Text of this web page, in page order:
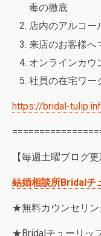
毒の徹底
店内のアルコー
来店のお客様へ
オンラインカウ
社員の在宅ワー
https://bridal-
【毎週土曜ブログ更
結婚相談所Bridalチ
★無料カウンセリン
★Bridalチューリッ